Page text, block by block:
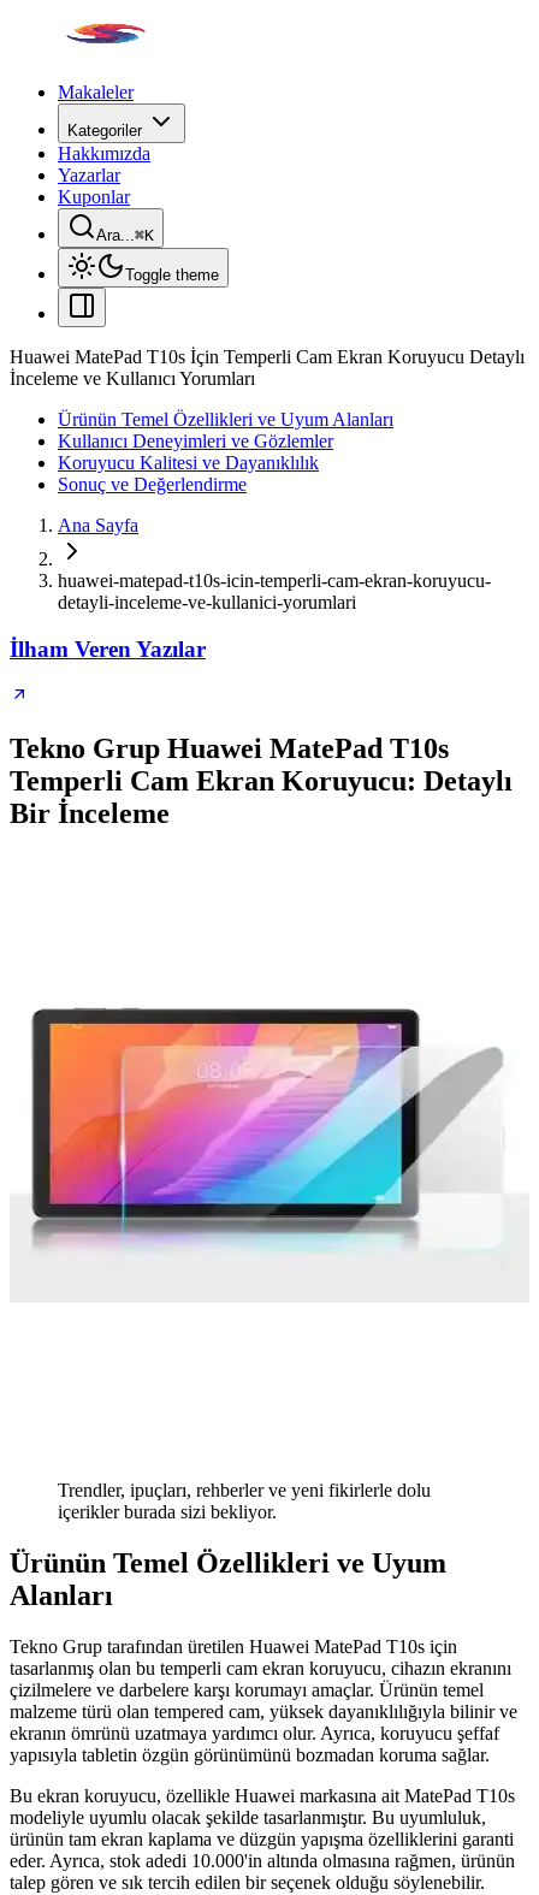
Makaleler
Kategoriler
Hakkımızda
Yazarlar
Kuponlar
Ara...⌘K
Toggle theme
Huawei MatePad T10s İçin Temperli Cam Ekran Koruyucu Detaylı
İnceleme ve Kullanıcı Yorumları
Ürünün Temel Özellikleri ve Uyum Alanları
Kullanıcı Deneyimleri ve Gözlemler
Koruyucu Kalitesi ve Dayanıklılık
Sonuç ve Değerlendirme
Ana Sayfa
huawei-matepad-t10s-icin-temperli-cam-ekran-koruyucu-
detayli-inceleme-ve-kullanici-yorumlari
İlham Veren Yazılar
Tekno Grup Huawei MatePad T10s
Temperli Cam Ekran Koruyucu: Detaylı
Bir İnceleme
Trendler, ipuçları, rehberler ve yeni fikirlerle dolu
içerikler burada sizi bekliyor.
Ürünün Temel Özellikleri ve Uyum
Alanları
Tekno Grup tarafından üretilen Huawei MatePad T10s için
tasarlanmış olan bu temperli cam ekran koruyucu, cihazın ekranını
çizilmelere ve darbelere karşı korumayı amaçlar. Ürünün temel
malzeme türü olan tempered cam, yüksek dayanıklılığıyla bilinir ve
ekranın ömrünü uzatmaya yardımcı olur. Ayrıca, koruyucu şeffaf
yapısıyla tabletin özgün görünümünü bozmadan koruma sağlar.
Bu ekran koruyucu, özellikle Huawei markasına ait MatePad T10s
modeliyle uyumlu olacak şekilde tasarlanmıştır. Bu uyumluluk,
ürünün tam ekran kaplama ve düzgün yapışma özelliklerini garanti
eder. Ayrıca, stok adedi 10.000'in altında olmasına rağmen, ürünün
talep gören ve sık tercih edilen bir seçenek olduğu söylenebilir.